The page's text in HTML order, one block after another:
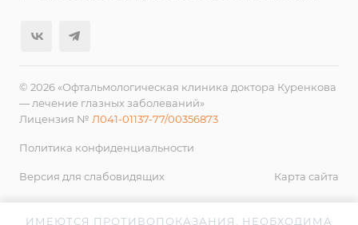
© 2026 «Офтальмологическая клиника доктора Куренкова
— лечение глазных заболеваний»
Лицензия № Л041-01137-77/00356873
Политика конфиденциальности
Версия для слабовидящих Карта сайта
ИМЕЮТСЯ ПРОТИВОПОКАЗАНИЯ. НЕОБХОДИМА